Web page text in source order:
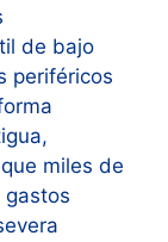
de bajo
periféricos
miles de
gastos